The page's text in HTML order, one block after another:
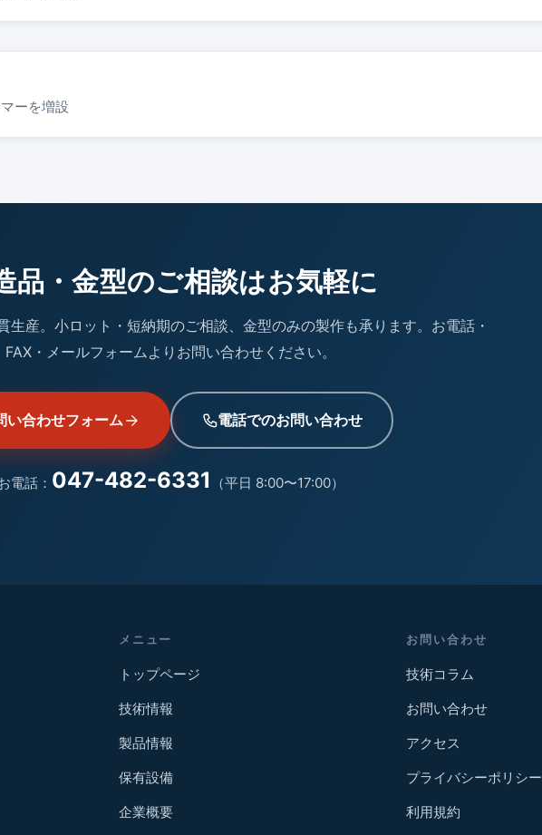
ーを増設
品・金型のご相談はお気軽に
生産。小ロット・短納期のご相談、金型のみの製作も承ります。お電話・
FAX・メールフォームよりお問い合わせください。
い合わせフォーム 電話でのお問い合わせ
電話： 047-482-6331 （平日 8:00〜17:00）
メニュー
トップページ
技術情報
製品情報
保有設備
企業概要
お問い合わせ
技術コラム
お問い合わせ
アクセス
プライバシーポリシー
利用規約